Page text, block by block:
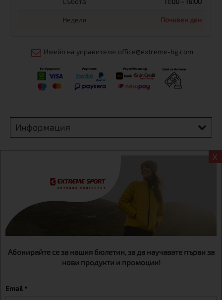
X
Абонирайте се за нашия бюлетин, за да научавате първи за
нови продукти и промоции!
Email *
Неделя Почивен ден
Имейл на управителя: office@extreme-bg.com
Информация
Екстрем спорт ЕООД, BG131452613, административен адрес
гр. София, Овча купел, ул.692, №12, офис 1, магазини